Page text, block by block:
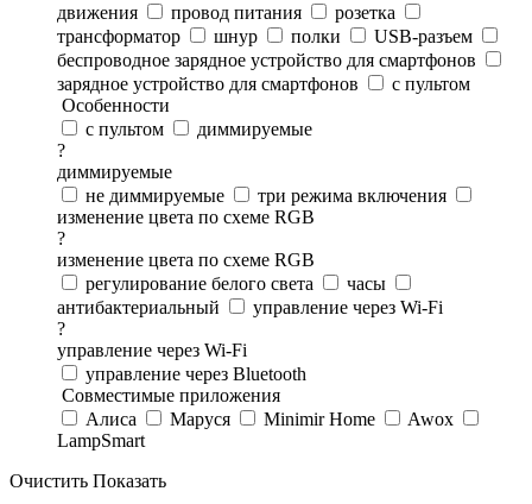
движения
провод питания
розетка
трансформатор
шнур полки
USB-разъем
беспроводное зарядное устройство для смартфонов
зарядное устройство для смартфонов
с пультом
Особенности
с пультом
диммируемые
?
диммируемые
не диммируемые
три режима включения
изменение цвета по схеме RGB
?
изменение цвета по схеме RGB
регулирование белого света
часы
антибактериальный
управление через Wi-Fi
?
управление через Wi-Fi
управление через Bluetooth
Совместимые приложения
Алиса
Маруся Minimir Home
Awox
LampSmart
Очистить Показать